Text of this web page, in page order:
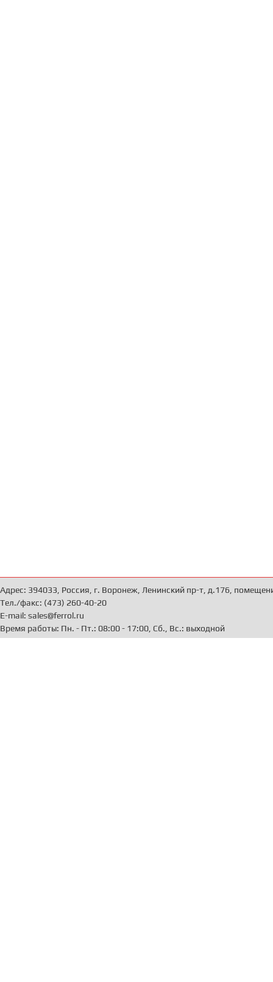
Адрес: 394033, Россия, г. Воронеж, Ленинский пр-т, д.176,
Тел./факс: (473) 260-40-20
E-mail: sales@ferrol.ru
Время работы: Пн. - Пт.: 08:00 - 17:00, Сб., Вс.: выходной